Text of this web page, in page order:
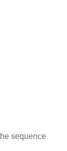
sequence